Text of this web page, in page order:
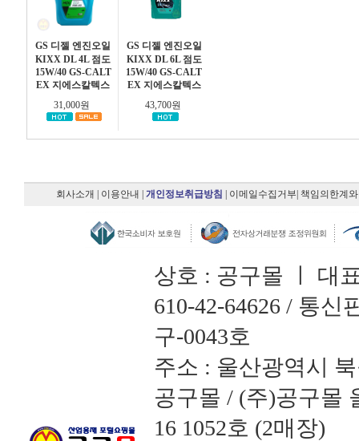
GS 디젤 엔진오일
KIXX DL 4L 점도
15W/40 GS-CALT
EX 지에스칼텍스
31,000원
GS 디젤 엔진오일
KIXX DL 6L 점도
15W/40 GS-CALT
EX 지에스칼텍스
43,700원
회사소개 이용안내 개인정보취급방침 이메일수집거부 책임의한계
상호 : 공구몰 ㅣ 대
610-42-64626 / 통신
구-0043호
주소 : 울산광역시
공구몰 / (주)공구몰
16 1052호 (2매장)